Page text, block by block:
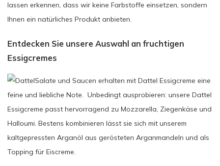
lassen erkennen, dass wir keine Farbstoffe einsetzen, sondern
Ihnen ein natürliches Produkt anbieten.
Entdecken Sie unsere Auswahl an fruchtigen
Essigcremes
Salate und Saucen erhalten mit Dattel Essigcreme eine
feine und liebliche Note. Unbedingt ausprobieren: unsere Dattel
Essigcreme passt hervorragend zu Mozzarella, Ziegenkäse und
Halloumi. Bestens kombinieren lässt sie sich mit unserem
kaltgepressten Arganöl aus gerösteten Arganmandeln und als
Topping für Eiscreme.